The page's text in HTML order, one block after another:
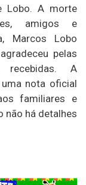
Lobo. A morte
amigos e
Marcos Lobo
pelas
recebidas. A
nota oficial
familiares e
não há detalhes